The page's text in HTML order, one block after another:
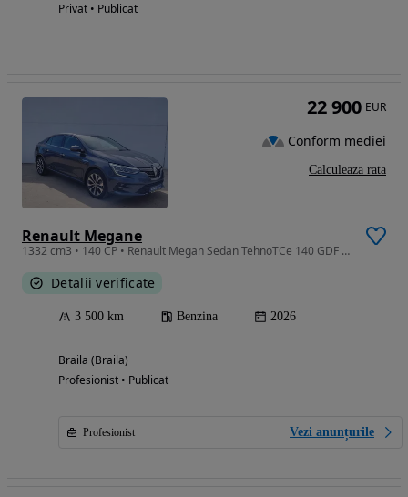
Privat • Publicat
Renault Megane
1332 cm3 • 140 CP • Renault Megan Sedan TehnoTCe 140 GDF EDC
Detalii verificate
3 500 km Benzina 2026
Braila (Braila)
Profesionist • Publicat
Profesionist Vezi anunțurile
22 900 EUR
Conform mediei
Calculeaza rata